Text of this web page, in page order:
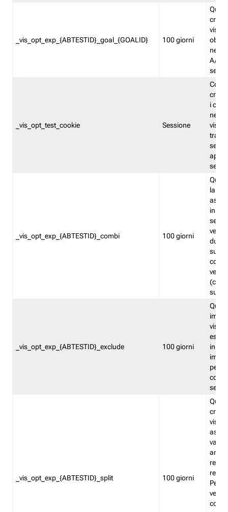
_vis_opt_exp_{ABTESTID}_goal_{GOALID} 100 giorni
nel
A/B.
_vis_opt_test_cookie Sessione
i
nel
_vis_opt_exp_{ABTESTID}_combi 100 giorni
la
in
_vis_opt_exp_{ABTESTID}_exclude 100 giorni
in
_vis_opt_exp_{ABTESTID}_split 100 giorni